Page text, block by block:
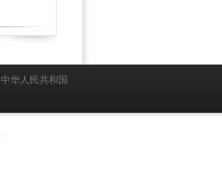
中华人民共和国